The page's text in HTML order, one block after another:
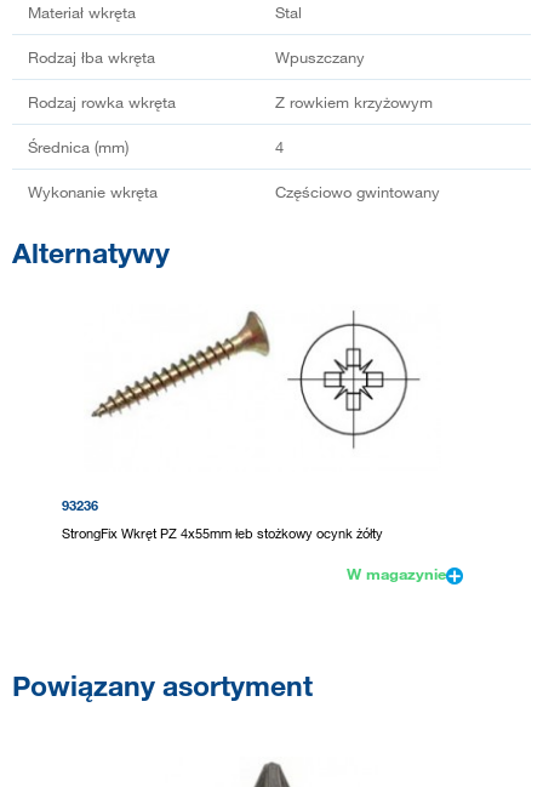
Materiał wkręta Stal
Rodzaj łba wkręta Wpuszczany
Rodzaj rowka wkręta Z rowkiem krzyżowym
Średnica (mm) 4
Wykonanie wkręta Częściowo gwintowany
Alternatywy
93236
StrongFix Wkręt PZ 4x55mm łeb stożkowy ocynk żółty
W magazynie
Powiązany asortyment